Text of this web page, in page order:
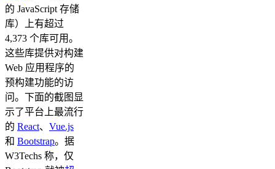
的 JavaScript 存储
库）上有超过
4,373 个库可用。
这些库提供对构建
Web 应用程序的
预构建功能的访
问。下面的截图显
示了平台上最流行
的 React、 Vue.js
和 Bootstrap。据
W3Techs 称，仅